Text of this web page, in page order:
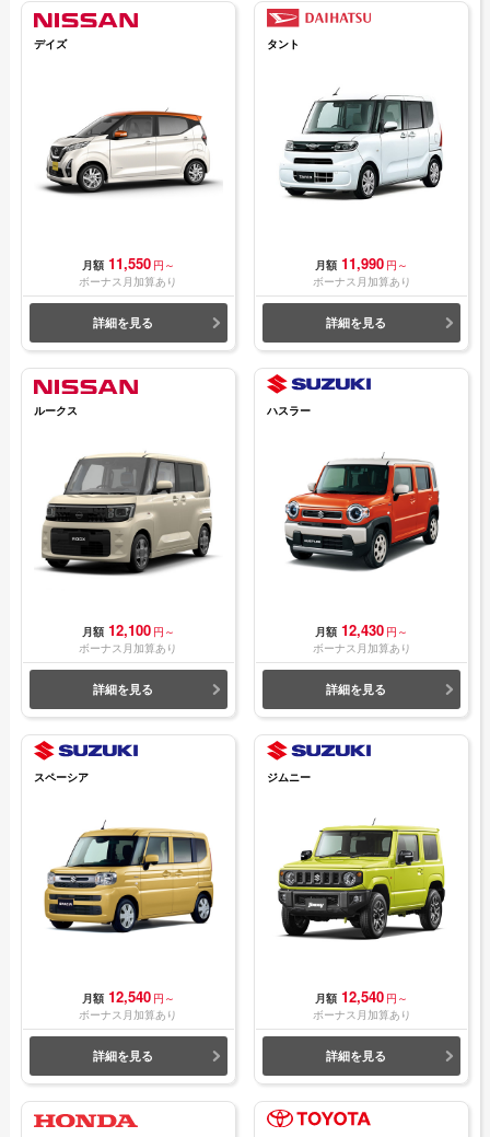
デイズ
月額 11,550 円～
ボーナス月加算あり
詳細を見る
タント
月額 11,990 円～
ボーナス月加算あり
詳細を見る
ルークス
月額 12,100 円～
ボーナス月加算あり
詳細を見る
ハスラー
月額 12,430 円～
ボーナス月加算あり
詳細を見る
スペーシア
月額 12,540 円～
ボーナス月加算あり
詳細を見る
ジムニー
月額 12,540 円～
ボーナス月加算あり
詳細を見る